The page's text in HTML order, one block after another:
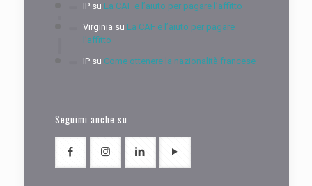
IPsu La CAF e l’aiuto per pagare l’affitto
Virginia su La CAF e l’aiuto per pagare
l’affitto
IPsu Come ottenere la nazionalità francese
Seguimi anche su